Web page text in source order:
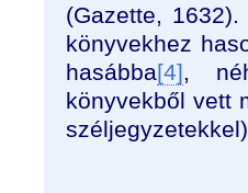
(Gazette,
könyvekhez
hasábba[4],
könyvekből vett